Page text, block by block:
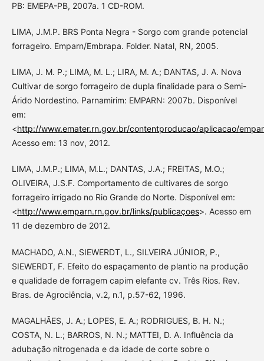
PB: EMEPA-PB, 2007a. 1 CD-ROM.
LIMA, J.M.P. BRS Ponta Negra - Sorgo com grande potencial
forrageiro. Emparn/Embrapa. Folder. Natal, RN, 2005.
LIMA, J. M. P.; LIMA, M. L.; LIRA, M. A.; DANTAS, J. A. Nova
Cultivar de sorgo forrageiro de dupla finalidade para o Semi-
Árido Nordestino. Parnamirim: EMPARN: 2007b. Disponível
em:
<http://www.emater.rn.gov.br/contentproducao/aplicacao/
Acesso em: 13 nov, 2012.
LIMA, J.M.P.; LIMA, M.L.; DANTAS, J.A.; FREITAS, M.O.;
OLIVEIRA, J.S.F. Comportamento de cultivares de sorgo
forrageiro irrigado no Rio Grande do Norte. Disponível em:
<http://www.emparn.rn.gov.br/links/publicaçoes>. Acesso em
11 de dezembro de 2012.
MACHADO, A.N., SIEWERDT, L., SILVEIRA JÚNIOR, P.,
SIEWERDT, F. Efeito do espaçamento de plantio na produção
e qualidade de forragem capim elefante cv. Três Rios. Rev.
Bras. de Agrociência, v.2, n.1, p.57-62, 1996.
MAGALHÃES, J. A.; LOPES, E. A.; RODRIGUES, B. H. N.;
COSTA, N. L.; BARROS, N. N.; MATTEI, D. A. Influência da
adubação nitrogenada e da idade de corte sobre o